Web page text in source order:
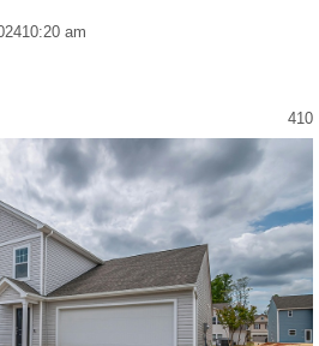
10:20 am
410